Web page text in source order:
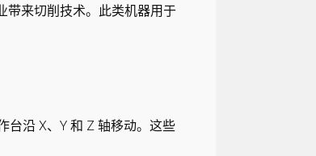
带来切削技术。此类机器用于
台沿 X、Y 和 Z 轴移动。这些